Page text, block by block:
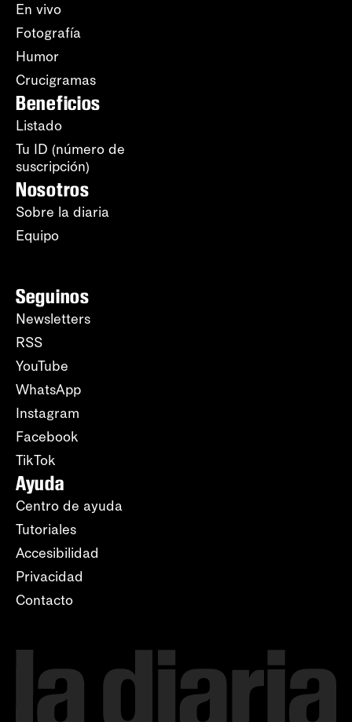
En vivo
Fotografía
Humor
Crucigramas
Beneficios
Listado
Tu ID (número de
suscripción)
Nosotros
Sobre la diaria
Equipo
Seguinos
Newsletters
RSS
YouTube
WhatsApp
Instagram
Facebook
TikTok
Ayuda
Centro de ayuda
Tutoriales
Accesibilidad
Privacidad
Contacto